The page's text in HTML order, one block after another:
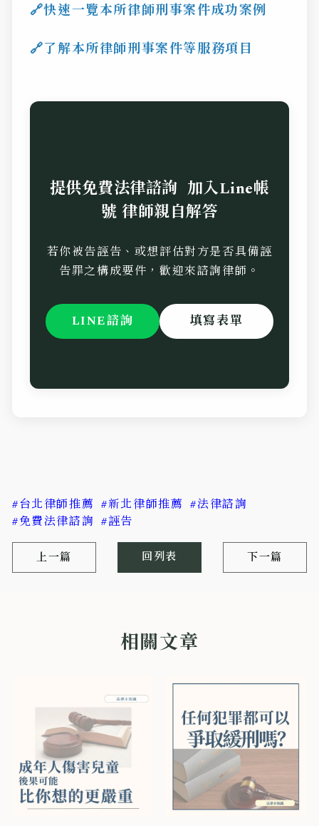
🔗快速一覽本所律師刑事案件成功案例
🔗了解本所律師刑事案件等服務項目
提供免費法律諮詢 加入Line帳
號 律師親自解答
若你被告誣告、或想評估對方是否具備誣
告罪之構成要件，歡迎來諮詢律師。
LINE諮詢 填寫表單
#台北律師推薦 #新北律師推薦 #法律諮詢
#免費法律諮詢 #誣告
上一篇 回列表 下一篇